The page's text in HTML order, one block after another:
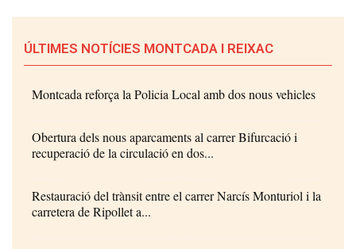
ÚLTIMES NOTÍCIES MONTCADA I REIXAC
Montcada reforça la Policia Local amb dos nous vehicles
Obertura dels nous aparcaments al carrer Bifurcació i
recuperació de la circulació en dos...
Restauració del trànsit entre el carrer Narcís Monturiol i la
carretera de Ripollet a...